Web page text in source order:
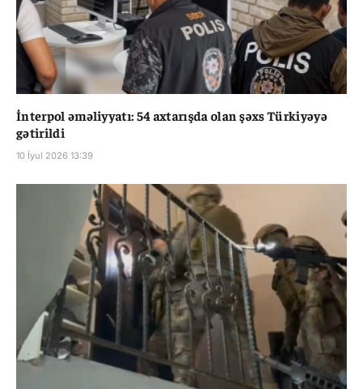
İnterpol əməliyyatı: 54 axtarışda olan şəxs Türkiyəyə
gətirildi
10 İyul 2026 13:39